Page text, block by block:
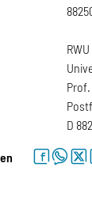
D
facebookwhatsapptwitter